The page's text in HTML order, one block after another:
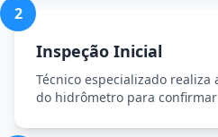
2
Inspeção Inicial
Técnico especializado realiza
do hidrômetro para